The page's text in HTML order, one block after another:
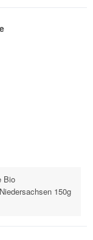
Bio
150g